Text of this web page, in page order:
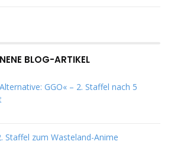
BLOG-ARTIKEL
GGO« – 2. Staffel nach 5
Staffel zum Wasteland-Anime